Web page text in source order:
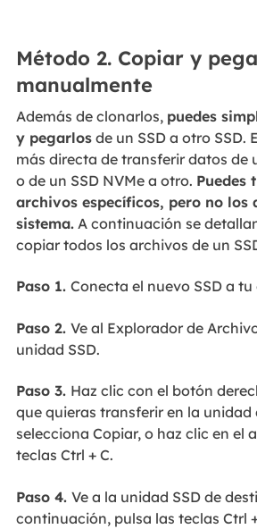
Método 2. Copiar y
manualmente
Además de clonarlos, puedes
y pegarlosde un SSD a otro SSD.
más directa de transferir datos de
o de un SSD NVMe a otro. Puedes
archivos específicos, pero no los
sistema.A continuación se
copiar todos los archivos de un
Paso 1. Conecta el nuevo SSD a tu
Paso 2. Ve al Explorador de
unidad SSD.
Paso 3. Haz clic con el botón
que quieras transferir en la unidad
selecciona Copiar, o haz clic en el
teclas Ctrl + C.
Paso 4. Ve a la unidad SSD de
continuación, pulsa las teclas Ctrl